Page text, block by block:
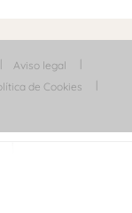
Aviso legal
de Cookies